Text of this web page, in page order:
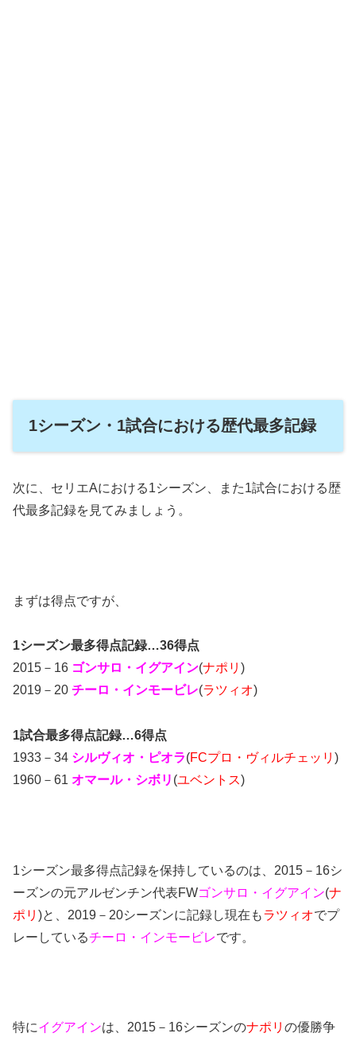
1シーズン・1試合における歴代最多記録
次に、セリエAにおける1シーズン、また1試合における歴
代最多記録を見てみましょう。
まずは得点ですが、
1シーズン最多得点記録…36得点
2015－16 ゴンサロ・イグアイン(ナポリ )
2019－20 チーロ・インモービレ(ラツィオ)
1試合最多得点記録…6得点
1933－34 シルヴィオ・ピオラ(FCプロ・ヴィルチェッリ )
1960－61 オマール・シボリ (ユベントス)
1シーズン最多得点記録を保持しているのは、2015－16シ
ーズンの元アルゼンチン代表FWゴンサロ・イグアイン(ナ
ポリ )と、2019－20シーズンに記録し現在もラツィオでプ
レーしているチーロ・インモービレです。
特にイグアインは、2015－16シーズンのナポリ の優勝争